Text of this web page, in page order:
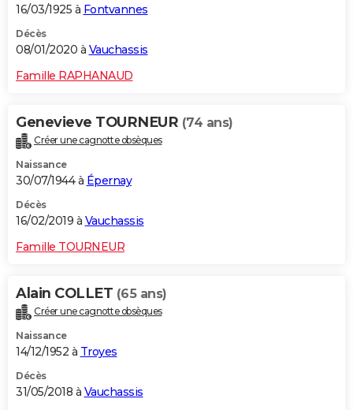
16/03/1925 à Fontvannes
Décès
08/01/2020 à Vauchassis
Famille RAPHANAUD
Genevieve TOURNEUR (74 ans)
Créer une cagnotte obsèques
Naissance
30/07/1944 à Épernay
Décès
16/02/2019 à Vauchassis
Famille TOURNEUR
Alain COLLET (65 ans)
Créer une cagnotte obsèques
Naissance
14/12/1952 à Troyes
Décès
31/05/2018 à Vauchassis